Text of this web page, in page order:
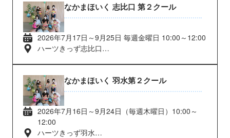
なかまほいく 志比口 第２クール
2026年7月17日～9月25日 毎週金曜日 10:00～12:00
ハーツきっず志比口
なかまほいく 羽水第２クール
2026年7月16日～9月24日（毎週木曜日）10:00～
12:00
ハーツきっず羽水